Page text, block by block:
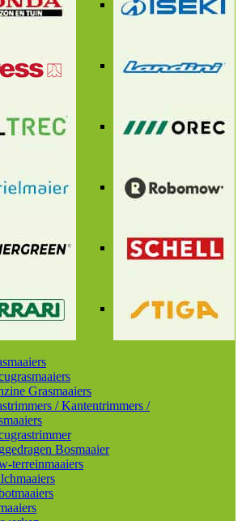
Grasmaaiers
/ Kantentrimmers /
Bosmaaier
terreinmaaiers